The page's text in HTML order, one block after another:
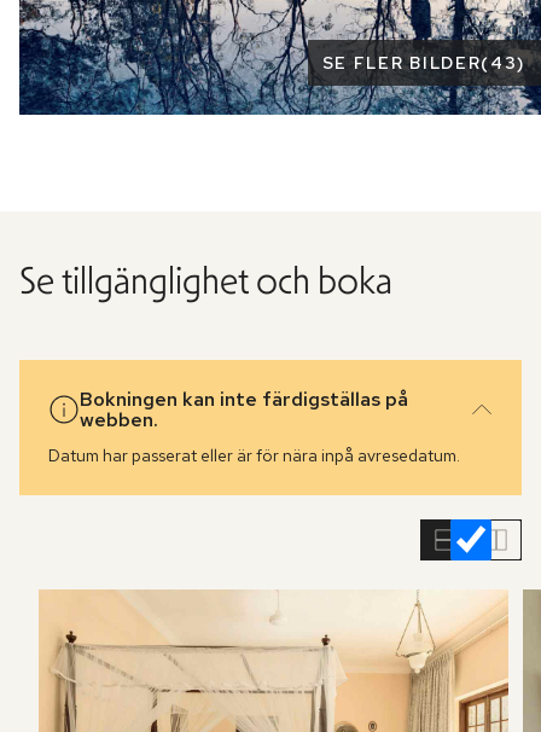
SE FLER BILDER(43)
Se tillgänglighet och boka
Bokningen kan inte färdigställas på
webben.
Datum har passerat eller är för nära inpå avresedatum.
Hoppa